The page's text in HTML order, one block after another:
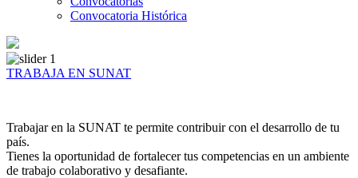
Convocatoria Histórica
TRABAJA EN SUNAT
Trabajar en la SUNAT te permite contribuir con el desarrollo de tu
país.
Tienes la oportunidad de fortalecer tus competencias en un ambiente
de trabajo colaborativo y desafiante.